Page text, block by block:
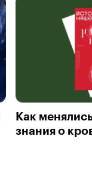
Как
знания о